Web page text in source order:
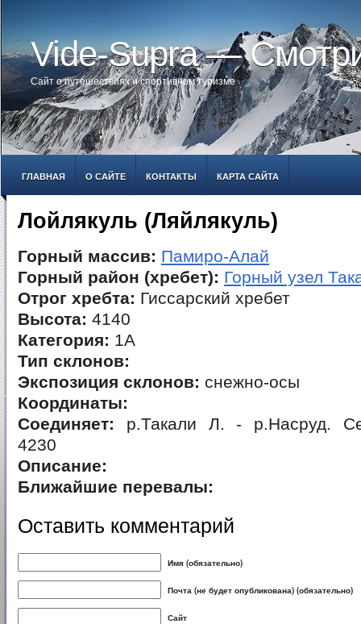
Vide-Supra —
Сайт о путешествиях и спортивном туризме
ГЛАВНАЯ О САЙТЕ КОНТАКТЫ КАРТА САЙТА
Лойлякуль (Ляйлякуль)
Горный массив: Памиро-Алай
Горный район (хребет): Горный узел
Отрог хребта: Гиссарский хребет
Высота: 4140
Категория: 1А
Тип склонов:
Экспозиция склонов: снежно-осы
Координаты:
Соединяет: р.Такали Л. - р.Hасруд.
4230
Описание:
Ближайшие перевалы:
Оставить комментарий
Имя (обязательно)
Почта (не будет опубликована) (обязательно)
Сайт